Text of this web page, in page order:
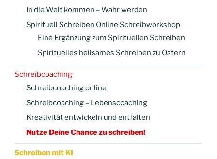
In die Welt kommen – Wahr werden
Spirituell Schreiben Online Schreibworkshop
Eine Ergänzung zum Spirituellen Schreiben
Spirituelles heilsames Schreiben zu Ostern
Schreibcoaching
Schreibcoaching online
Schreibcoaching – Lebenscoaching
Kreativität entwickeln und entfalten
Nutze Deine Chance zu schreiben!
Schreiben mit KI